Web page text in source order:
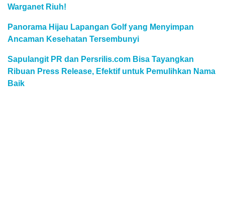
Warganet Riuh!
Panorama Hijau Lapangan Golf yang Menyimpan
Ancaman Kesehatan Tersembunyi
Sapulangit PR dan Persrilis.com Bisa Tayangkan
Ribuan Press Release, Efektif untuk Pemulihkan Nama
Baik